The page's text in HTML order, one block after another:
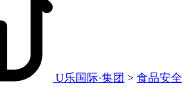
U乐国际·集团 > 食品安全